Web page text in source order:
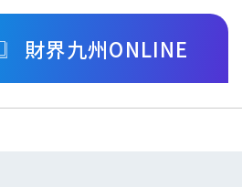
財界九州ONLINE